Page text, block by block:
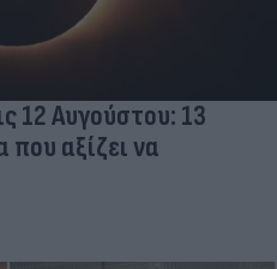
12 Αυγούστου: 13
αξίζει να